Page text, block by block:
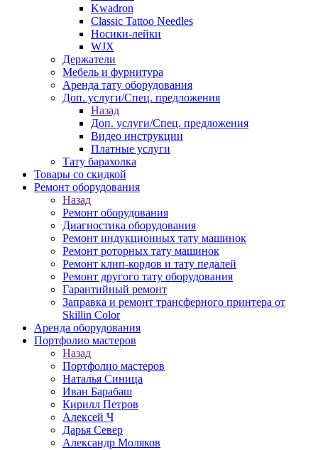
Kwadron
Classic Tattoo Needles
Носики-лейки
WJX
Держатели
Мебель и фурнитура
Аренда тату оборудования
Доп. услуги/Спец. предложения
Назад
Доп. услуги/Спец. предложения
Видео инструкции
Платные услуги
Тату барахолка
Товары со скидкой
Ремонт оборудования
Назад
Ремонт оборудования
Диагностика оборудования
Ремонт индукционных тату машинок
Ремонт роторных тату машинок
Ремонт клип-кордов и тату педалей
Ремонт другого тату оборудования
Гарантийный ремонт
Заправка и ремонт трансферного принтера от
Skillin Color
Аренда оборудования
Портфолио мастеров
Назад
Портфолио мастеров
Наталья Синица
Иван Барабаш
Кирилл Петров
Алексей Ч
Дарья Север
Александр Моляков